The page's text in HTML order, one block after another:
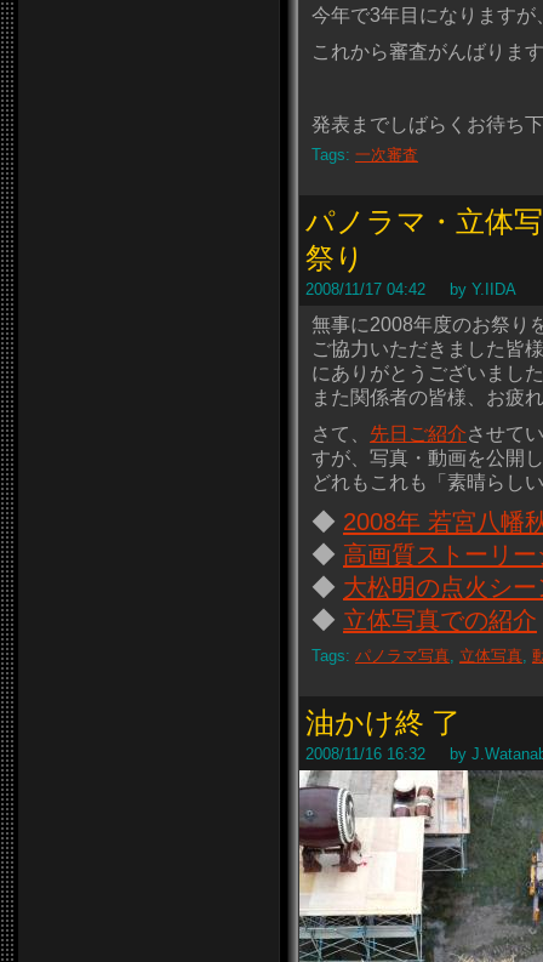
今年で3年目になります
これから審査がんばりま
発表までしばらくお待ち
Tags: 一次審査
パノラマ・立体
祭り
2008/11/17 04:42 by Y.IIDA
無事に2008年度のお祭り
ご協力いただきました皆
にありがとうございまし
また関係者の皆様、お疲
さて、 先日ご紹介させて
すが、写真・動画を公開
どれもこれも「素晴らし
◆ 2008年 若宮八幡
◆ 高画質ストーリ
◆ 大松明の点火シ
◆ 立体写真での紹介
Tags: パノラマ写真, 立体写真,
油かけ終 了
2008/11/16 16:32 by